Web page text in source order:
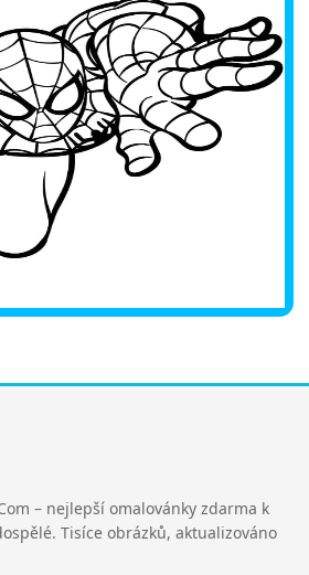
– nejlepší omalovánky zdarma k
Tisíce obrázků, aktualizováno